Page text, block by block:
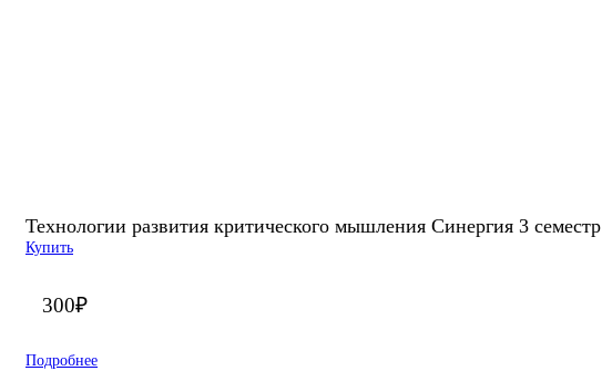
Технологии развития критического мышления Синергия 3 семестр
Купить
300₽
Подробнее